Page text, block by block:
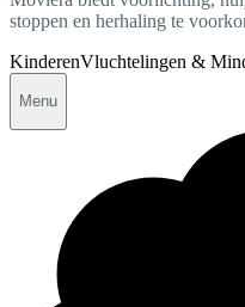
stoppen en herhaling te
KinderenVluchtelingen &
Menu